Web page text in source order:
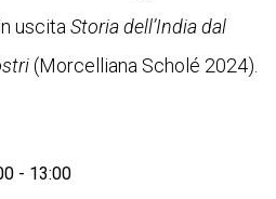
uscita Storia dell’India dal
(Morcelliana Scholé 2024).
- 13:00